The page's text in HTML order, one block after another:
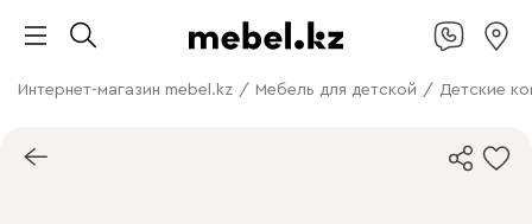
Интернет-магазин mebel.kz / Мебель для детской / Детские